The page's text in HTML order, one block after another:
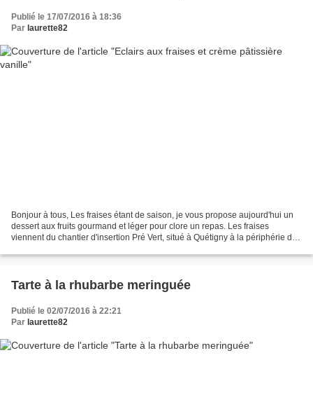
Publié le 17/07/2016 à 18:36
Par laurette82
Bonjour à tous, Les fraises étant de saison, je vous propose aujourd'hui un
dessert aux fruits gourmand et léger pour clore un repas. Les fraises
viennent du chantier d'insertion Pré Vert, situé à Quétigny à la périphérie de
Tarte à la rhubarbe meringuée
Publié le 02/07/2016 à 22:21
Par laurette82